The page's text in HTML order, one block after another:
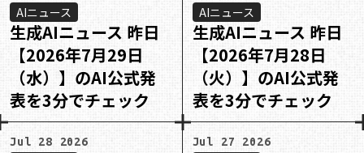
AIニュース
生成AIニュース 昨日
【2026年7月29日
（水）】のAI公式発
表を3分でチェック
AIニュース
生成AIニュース 昨日
【2026年7月28日
（火）】のAI公式発
表を3分でチェック
Jul 28 2026 Jul 27 2026